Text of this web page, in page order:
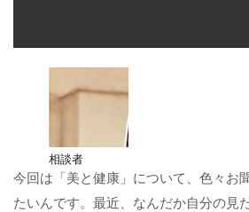
相談者
今回は「美と健康」について、色々お
たいんです。最近、なんだか自分の見